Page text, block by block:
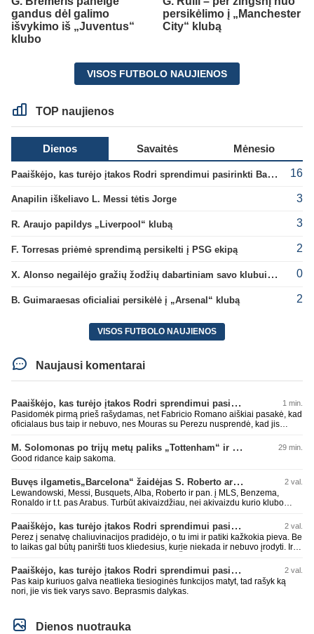
gandus dėl galimo
išvykimo iš „Juventus“
klubo
persikėlimo į „Manchester
City“ klubą
VISOS FUTBOLO NAUJIENOS
TOP naujienos
Dienos Savaitės Mėnesio
Paaiškėjo, kas turėjo įtakos Rodri sprendimui pasirinkti Barselonos pusę 16
Anapilin iškeliavo L. Messi tėtis Jorge 3
R. Araujo papildys „Liverpool“ klubą 3
F. Torresas priėmė sprendimą persikelti į PSG ekipą 2
X. Alonso negailėjo gražių žodžių dabartiniam savo klubui „Chelsea“ 0
B. Guimaraesas oficialiai persikėlė į „Arsenal“ klubą 2
VISOS FUTBOLO NAUJIENOS
Naujausi komentarai
Paaiškėjo, kas turėjo įtakos Rodri sprendimui pasirinkti Barselonos pusę 1 min.
Pasidomėk pirmą prieš rašydamas, net Fabricio Romano aiškiai pasakė, kad
oficialaus bus taip ir nebuvo, nes Mouras su Perezu nusprendė, kad jis
surasti info ar buvo oficialus bid. Atsakymas: Ne, oficialaus raštiško
pasiūlymo (official bid) Madrido „Real“ Mančesterio „City“ klubui už Rodri dar
nepateikė. ​Nors žiniasklaidoje (pvz., The Athletic, Diario AS) garsiai kalbama
kontaktus su žaidėjo stovykla ar „City“ vadovais, oficialus formalus
pasiūlymas iki šiol nėra registruotas. ​Ispanijos gigantai tikrina situaciją ir
vertina galimybes, tačiau kol kas viskas vyksta tik žvalgybos ir neoficialių
nuryk tiesą" ir patylėk, nes esi neteisus. Čiao!
M. Solomonas po trijų metų paliks „Tottenham“ ir papildys „West Ham“ klubą 29 min.
Good ridance kaip sakoma.
Buvęs ilgametis„Barcelona“ žaidėjas S. Roberto artėja link persikėlimo į MLS 2 val.
Lewandowski, Messi, Busquets, Alba, Roberto ir pan. į MLS, Benzema,
Ronaldo ir t.t. pas Arabus. Turbūt akivaizdžiau, nei akivaizdu kurio klubo
paskutiniu me tu ne tiek daug.
Paaiškėjo, kas turėjo įtakos Rodri sprendimui pasirinkti Barselonos pusę 2 val.
Perez į senatvę chaliuvinacijos pradidėjo, o tu imi ir patiki kažkokia pieva. Be
to laikas gal būtų paniršti tuos kliedesius, kurie niekada ir nebuvo įrodyti. Ir
esat. Kažkaip ne skaniai kvepia. RM todėl ir yra vienas nekenčiamiausių
daugumos fanų klubas, nes pastoviai verke ir verkia kažkokius kliedesius.
Remktis ne kažkokio Perezo kliedesiais, o faktais.
Paaiškėjo, kas turėjo įtakos Rodri sprendimui pasirinkti Barselonos pusę 2 val.
Pas kaip kuriuos galva neatlieka tiesioginės funkcijos matyt, tad rašyk ką
nori, jie vis tiek varys savo. Beprasmis dalykas.
Dienos nuotrauka